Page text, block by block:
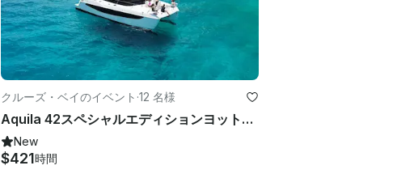
クルーズ・ベイのイベント ·12 名様
Aquila 42スペシャルエディションヨットでのBVIでのプライベート終日旅行
New
$421時間